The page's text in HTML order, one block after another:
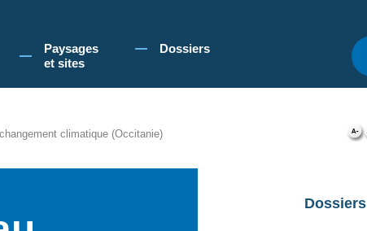
l'utilisation de cookies pour vous proposer une navigation optimale.
Paysages
et sites
Dossiers
climatique (Occitanie)
Dossiers